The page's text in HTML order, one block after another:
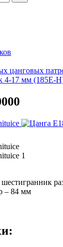
цанговых
4-17 мм (185E-
– 84 мм